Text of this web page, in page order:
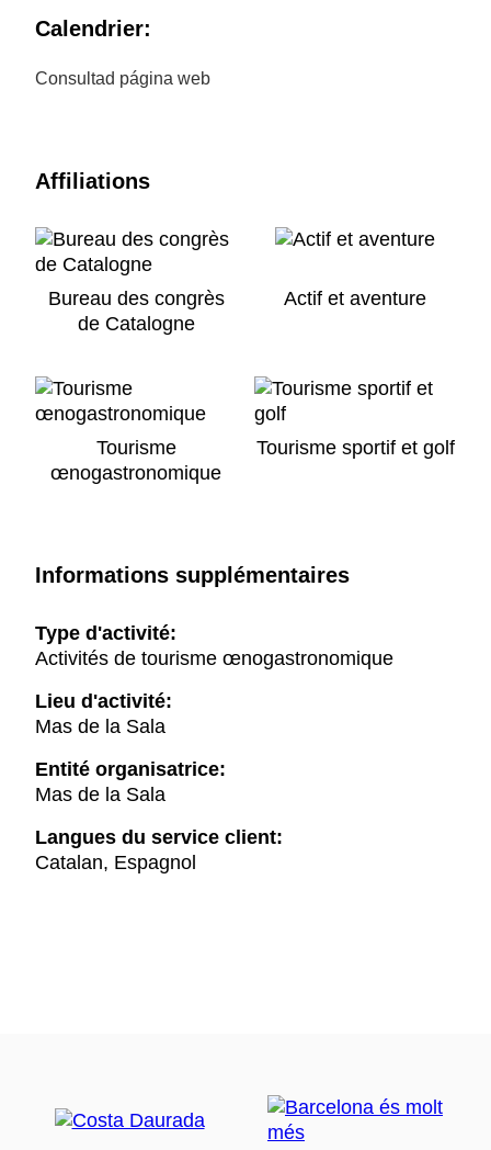
Calendrier:
Consultad página web
Affiliations
Bureau des congrès
de Catalogne
Actif et aventure
Tourisme
œnogastronomique
Tourisme sportif et golf
Informations supplémentaires
Type d'activité:
Activités de tourisme œnogastronomique
Lieu d'activité:
Mas de la Sala
Entité organisatrice:
Mas de la Sala
Langues du service client:
Catalan, Espagnol